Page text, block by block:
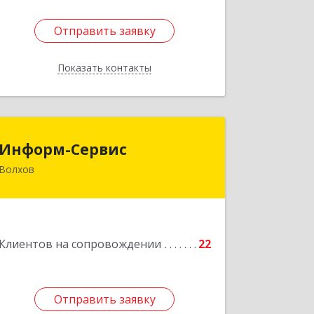
Отправить заявку
Показать контакты
Отправить заявку
Назад
Информ-Сервис
Волхов
Клиентов на сопровождении 22
Отправить заявку
187400, Ленинградская обл, Волхов г,
Отправить заявку